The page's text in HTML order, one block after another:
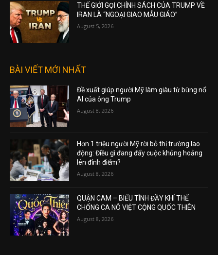
THẾ GIỚI GỌI CHÍNH SÁCH CỦA TRUMP VỀ
IRAN LÀ “NGOẠI GIAO MẪU GIÁO”
August 5, 2026
BÀI VIẾT MỚI NHẤT
Đề xuất giúp người Mỹ làm giàu từ bùng nổ
AI của ông Trump
August 8, 2026
Hơn 1 triệu người Mỹ rời bỏ thị trường lao
động: Điều gì đang đẩy cuộc khủng hoảng
lên đỉnh điểm?
August 8, 2026
QUẬN CAM – BIỂU TÌNH ĐẦY KHÍ THẾ
CHỐNG CA NÔ VIỆT CỘNG QUỐC THIÊN
August 8, 2026